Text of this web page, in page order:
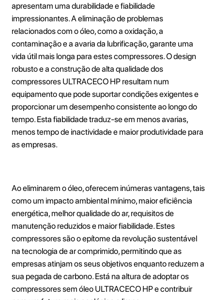
apresentam uma durabilidade e fiabilidade
impressionantes. A eliminação de problemas
relacionados com o óleo, como a oxidação, a
contaminação e a avaria da lubrificação, garante uma
vida útil mais longa para estes compressores. O design
robusto e a construção de alta qualidade dos
compressores ULTRACECO HP resultam num
equipamento que pode suportar condições exigentes e
proporcionar um desempenho consistente ao longo do
tempo. Esta fiabilidade traduz-se em menos avarias,
menos tempo de inactividade e maior produtividade para
as empresas.
Ao eliminarem o óleo, oferecem inúmeras vantagens, tais
como um impacto ambiental mínimo, maior eficiência
energética, melhor qualidade do ar, requisitos de
manutenção reduzidos e maior fiabilidade. Estes
compressores são o epítome da revolução sustentável
na tecnologia de ar comprimido, permitindo que as
empresas atinjam os seus objetivos enquanto reduzem a
sua pegada de carbono. Está na altura de adoptar os
compressores sem óleo ULTRACECO HP e contribuir